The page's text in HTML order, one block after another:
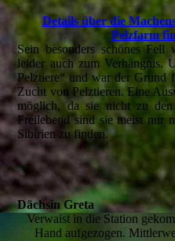
Details über die
Pelzfarm
Sein besonders schönes
leider auch zum Verhängnis.
Pelztiere“ und war der Grund
Zucht von Pelztieren. Eine
möglich, da sie nicht zu den
Freilebend sind sie meist nur
Sibirien zu finden.
Dächsin Greta
Verwaist in die Station
Hand aufgezogen.